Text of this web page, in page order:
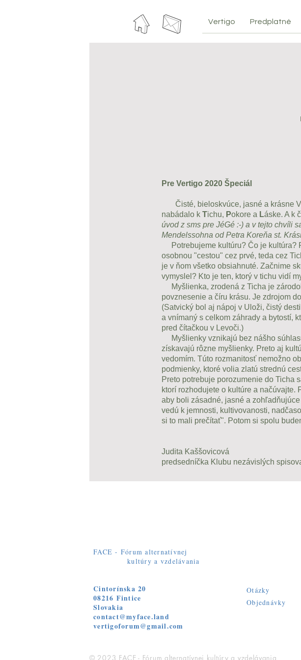
Pre Vertigo 2020 Špeciál
Čisté, bieloskvúce, jasné a krásne
nabádalo k Tichu, Pokore a Láske. A k
úvod z sms pre JéGé :-) a v tejto chvíli
Mendelssohna od Petra Koreňa st.
Potrebujeme kultúru? Čo je kultúra?
osobnou "cestou" cez prvé, teda cez
je v ňom všetko obsiahnuté. Začnime
vymyslel? Kto je ten, ktorý v tichu vidí
Myšlienka, zrodená z Ticha je
povznesenie a číru krásu. Je zdrojom
(Satvický bol aj nápoj v Uloži, čistý
a vnímaný s celkom záhrady a bytostí,
pred čítačkou v Levoči.)
Myšlienky vznikajú bez nášho
získavajú rôzne myšlienky. Preto aj
vedomím. Túto rozmanitosť nemožno
podmienky, ktoré volia zlatú strednú
Preto potrebuje porozumenie do Ticha
ktorí rozhodujete o kultúre a
aby boli zásadné, jasné a
vedú k jemnosti, kultivovanosti,
si to mali prečítať". Potom si spolu
Judita Kaššovicová
predsedníčka Klubu nezávislých
Vertigo Predplatné
FACE - Fórum alternatívnej
kultúry a vzdelávania
Cintorínska 20
08216 Fintice
Slovakia
contact@myface.land
vertigoforum@gmail.com
Otázky
Objednávky
© 2023 FACE - Fórum alternatívnej kultúry a vzdelávania